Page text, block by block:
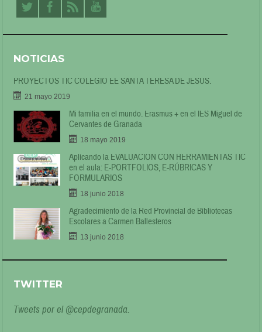
NOTICIAS
PROYECTOS TIC COLEGIO EE SANTA TERESA DE JESÚS.
21 mayo 2019
Mi familia en el mundo. Erasmus + en el IES Miguel de
Cervantes de Granada
18 mayo 2019
Aplicando la EVALUACIÓN CON HERRAMIENTAS TIC
en el aula: E-PORTFOLIOS, E-RÚBRICAS Y
FORMULARIOS
18 junio 2018
Agradecimiento de la Red Provincial de Bibliotecas
Escolares a Carmen Ballesteros
13 junio 2018
TWITTER
Tweets por el @cepdegranada.